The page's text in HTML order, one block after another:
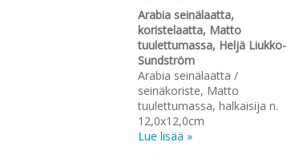
Arabia seinälaatta,
koristelaatta, Matto
tuulettumassa, Heljä Liukko-
Sundström
Arabia seinälaatta /
seinäkoriste, Matto
tuulettumassa, halkaisija n.
12,0x12,0cm
Lue lisää »